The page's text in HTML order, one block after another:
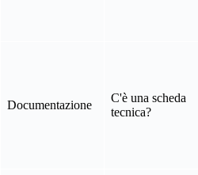
Documentazione
C'è una scheda
tecnica?